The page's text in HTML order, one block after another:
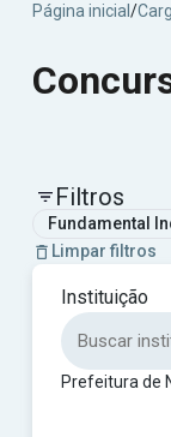
Página inicial /
Filtros
Fundamental
Limpar filtros
Instituição
Prefeitura de